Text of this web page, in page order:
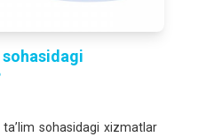
sohasidagi xizmatlar